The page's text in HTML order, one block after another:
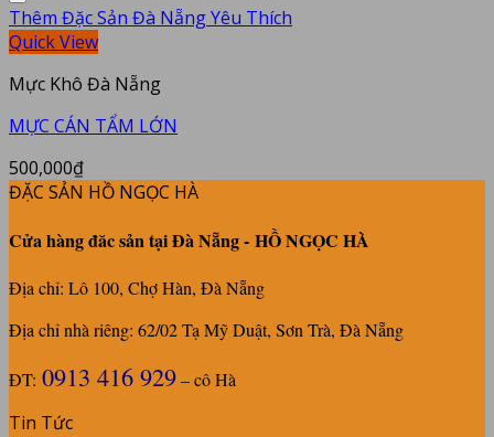
Thêm Đặc Sản Đà Nẵng Yêu Thích
Quick View
Mực Khô Đà Nẵng
MỰC CÁN TẨM LỚN
500,000₫
ĐẶC SẢN HỒ NGỌC HÀ
Cửa hàng đăc sản tại Đà Nẵng - HỒ NGỌC HÀ
Địa chỉ: Lô 100, Chợ Hàn, Đà Nẵng
Địa chỉ nhà riêng: 62/02 Tạ Mỹ Duật, Sơn Trà, Đà Nẵng
ĐT: 0913 416 929– cô Hà
Tin Tức